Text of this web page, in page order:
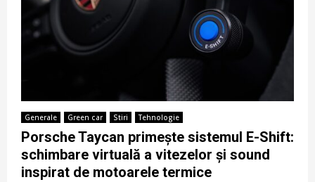
Generale Green car Stiri Tehnologie
Porsche Taycan primește sistemul E-Shift:
schimbare virtuală a vitezelor și sound
inspirat de motoarele termice